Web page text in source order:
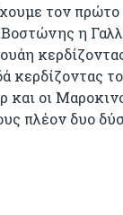
τον
η
κερδίζοντας
και οι
πλέον δυο